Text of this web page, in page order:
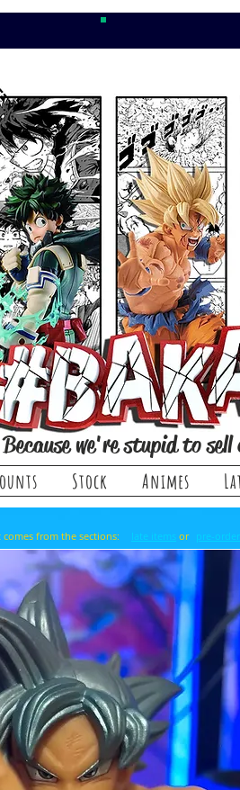
Because we're stupid to
Stock Animes
it comes from the sections:
late items pre-